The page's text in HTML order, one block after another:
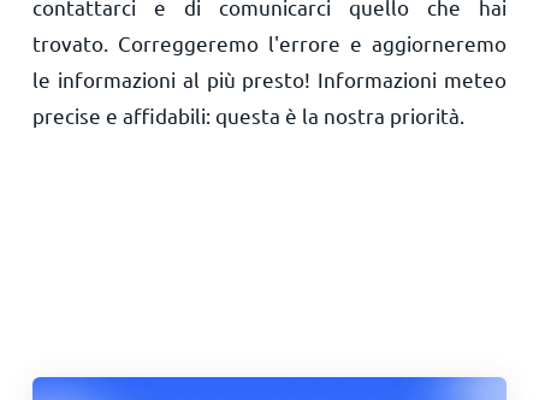
contattarci e di comunicarci quello che hai
trovato. Correggeremo l'errore e aggiorneremo
le informazioni al più presto! Informazioni meteo
precise e affidabili: questa è la nostra priorità.